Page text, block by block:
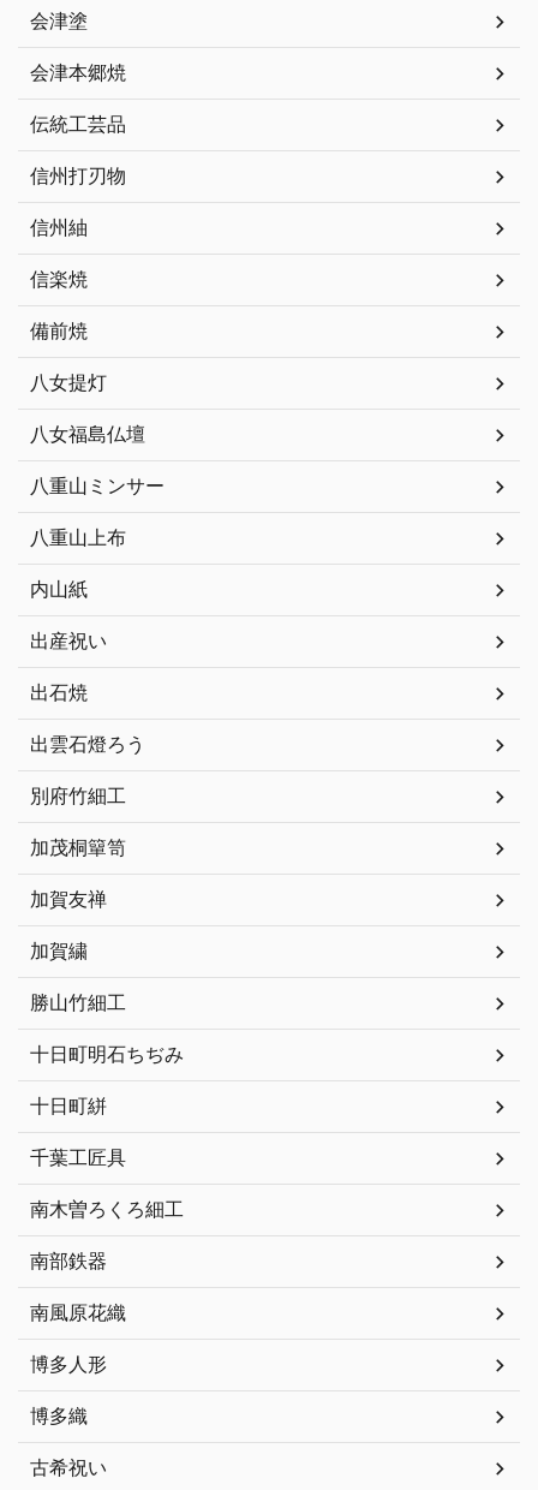
会津塗
会津本郷焼
伝統工芸品
信州打刃物
信州紬
信楽焼
備前焼
八女提灯
八女福島仏壇
八重山ミンサー
八重山上布
内山紙
出産祝い
出石焼
出雲石燈ろう
別府竹細工
加茂桐簞笥
加賀友禅
加賀繍
勝山竹細工
十日町明石ちぢみ
十日町絣
千葉工匠具
南木曽ろくろ細工
南部鉄器
南風原花織
博多人形
博多織
古希祝い